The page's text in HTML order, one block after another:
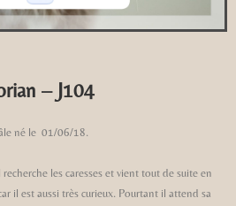
– J104
né le 01/06/18.
les caresses et vient tout de suite en
il est aussi très curieux. Pourtant il attend sa